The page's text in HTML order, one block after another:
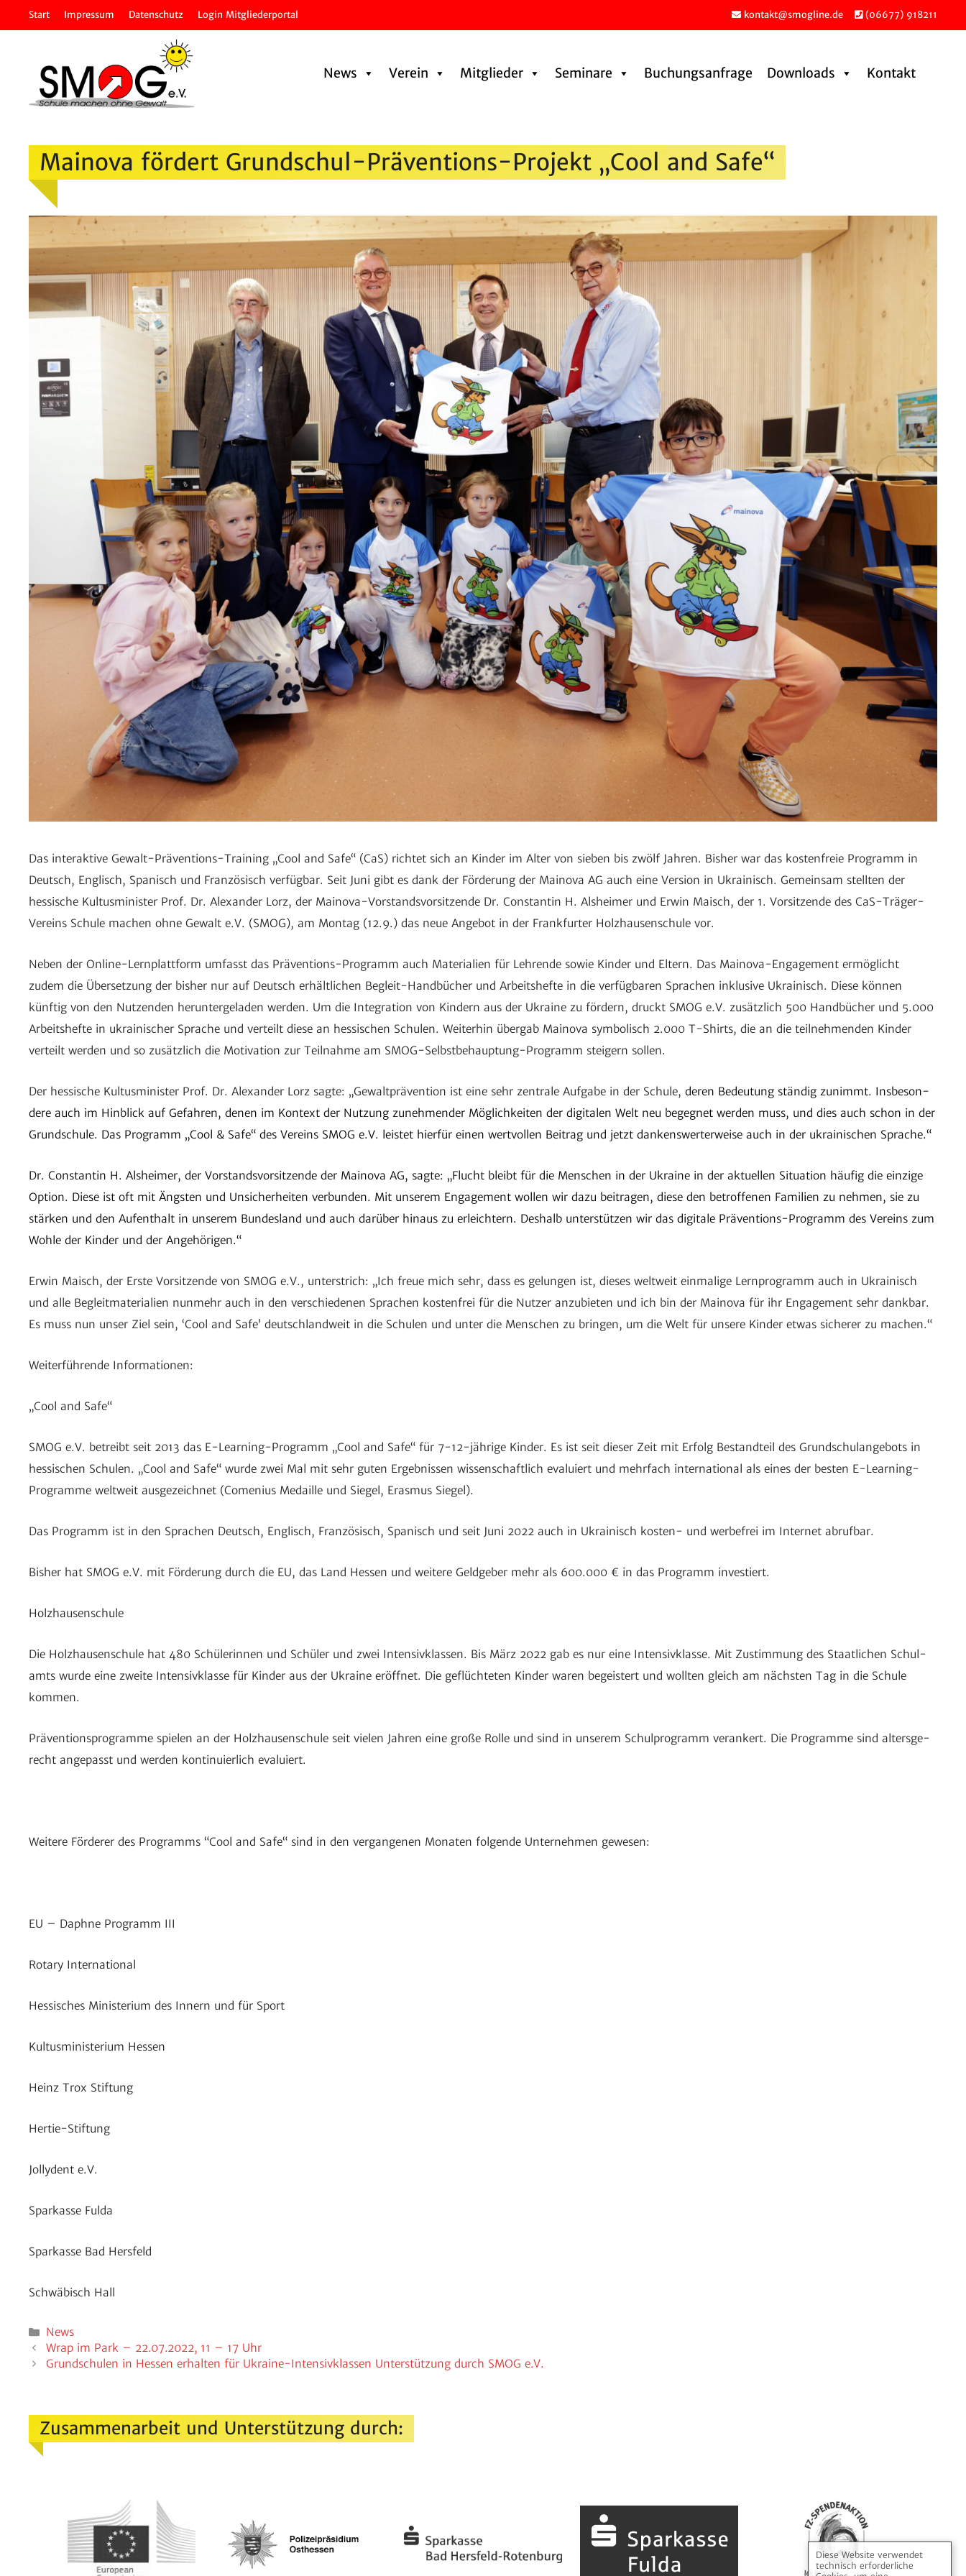
Inhalt
kontakt@smogline.de (06677) 918211
Start Impressum Daten­schutz Login Mitglie­der­portal
News Verein Mitglieder Seminare Buchungs­an­frage Downloads Kontakt
Mainova fördert Grund­schul-Präven­tions-Projekt „Cool and Safe“
Das inter­ak­tive Gewalt-Präven­tions-Trai­ning „Cool and Safe“ (CaS) richtet sich an Kinder im Alter von sieben bis zwölf Jahren. Bisher war das kosten­freie Programm in
Deutsch, Englisch, Spanisch und Fran­zö­sisch verfügbar. Seit Juni gibt es dank der Förde­rung der Mainova AG auch eine Version in Ukrai­nisch. Gemeinsam stellten der
hessi­sche Kultus­mi­nister Prof. Dr. Alex­ander Lorz, der Mainova-Vorstands­vor­sit­zende Dr. Constantin H. Alsheimer und Erwin Maisch, der 1. Vorsit­zende des CaS-Träger-
Vereins Schule machen ohne Gewalt e.V. (SMOG), am Montag (12.9.) das neue Angebot in der Frank­furter Holz­hau­sen­schule vor.
Neben der Online-Lern­platt­form umfasst das Präven­tions-Programm auch Mate­ria­lien für Lehrende sowie Kinder und Eltern. Das Mainova-Enga­ge­ment ermög­licht
zudem die Über­set­zung der bisher nur auf Deutsch erhält­li­chen Begleit-Hand­bü­cher und Arbeits­hefte in die verfüg­baren Spra­chen inklu­sive Ukrai­nisch. Diese können
künftig von den Nutzenden herun­ter­ge­laden werden. Um die Inte­gra­tion von Kindern aus der Ukraine zu fördern, druckt SMOG e.V. zusätz­lich 500 Hand­bü­cher und 5.000
Arbeits­hefte in ukrai­ni­scher Sprache und verteilt diese an hessi­schen Schulen. Weiterhin übergab Mainova symbo­lisch 2.000 T-Shirts, die an die teil­neh­menden Kinder
verteilt werden und so zusätz­lich die Moti­va­tion zur Teil­nahme am SMOG-Selbst­be­haup­tung-Programm stei­gern sollen.
Der hessi­sche Kultus­mi­nister Prof. Dr. Alex­ander Lorz sagte: „Gewalt­prä­ven­tion ist eine sehr zentrale Aufgabe in der Schule, deren Bedeu­tung ständig zunimmt. Insbe­son­
dere auch im Hinblick auf Gefahren, denen im Kontext der Nutzung zuneh­mender Möglich­keiten der digi­talen Welt neu begegnet werden muss, und dies auch schon in der
Grund­schule. Das Programm „Cool & Safe“ des Vereins SMOG e.V. leistet hierfür einen wert­vollen Beitrag und jetzt dankens­wer­ter­weise auch in der ukrai­ni­schen Sprache.“
Dr. Constantin H. Alsheimer, der Vorstands­vor­sit­zende der Mainova AG, sagte: „Flucht bleibt für die Menschen in der Ukraine in der aktu­ellen Situa­tion häufig die einzige
Option. Diese ist oft mit Ängsten und Unsi­cher­heiten verbunden. Mit unserem Enga­ge­ment wollen wir dazu beitragen, diese den betrof­fenen Fami­lien zu nehmen, sie zu
stärken und den Aufent­halt in unserem Bundes­land und auch darüber hinaus zu erleich­tern. Deshalb unter­stützen wir das digi­tale Präven­tions-Programm des Vereins zum
Wohle der Kinder und der Angehörigen.“
Erwin Maisch, der Erste Vorsit­zende von SMOG e.V., unter­strich: „Ich freue mich sehr, dass es gelungen ist, dieses welt­weit einma­lige Lern­pro­gramm auch in Ukrai­nisch
und alle Begleit­ma­te­ria­lien nunmehr auch in den verschie­denen Spra­chen kosten­frei für die Nutzer anzu­bieten und ich bin der Mainova für ihr Enga­ge­ment sehr dankbar.
Es muss nun unser Ziel sein, ‘Cool and Safe’ deutsch­land­weit in die Schulen und unter die Menschen zu bringen, um die Welt für unsere Kinder etwas sicherer zu machen.“
Weiter­füh­rende Informationen:
„Cool and Safe“
SMOG e.V. betreibt seit 2013 das E-Lear­ning-Programm „Cool and Safe“ für 7-12-jährige Kinder. Es ist seit dieser Zeit mit Erfolg Bestand­teil des Grund­schul­an­ge­bots in
hessi­schen Schulen. „Cool and Safe“ wurde zwei Mal mit sehr guten Ergeb­nissen wissen­schaft­lich evalu­iert und mehr­fach inter­na­tional als eines der besten E-Lear­ning-
Programme welt­weit ausge­zeichnet (Come­nius Medaille und Siegel, Erasmus Siegel).
Das Programm ist in den Spra­chen Deutsch, Englisch, Fran­zö­sisch, Spanisch und seit Juni 2022 auch in Ukrai­nisch kosten- und werbe­frei im Internet abrufbar.
Bisher hat SMOG e.V. mit Förde­rung durch die EU, das Land Hessen und weitere Geld­geber mehr als 600.000 € in das Programm investiert.
Holz­hau­sen­schule
Die Holz­hau­sen­schule hat 480 Schü­le­rinnen und Schüler und zwei Inten­siv­klassen. Bis März 2022 gab es nur eine Inten­siv­klasse. Mit Zustim­mung des Staat­li­chen Schul­
amts wurde eine zweite Inten­siv­klasse für Kinder aus der Ukraine eröffnet. Die geflüch­teten Kinder waren begeis­tert und wollten gleich am nächsten Tag in die Schule
kommen.
Präven­ti­ons­pro­gramme spielen an der Holz­hau­sen­schule seit vielen Jahren eine große Rolle und sind in unserem Schul­pro­gramm veran­kert. Die Programme sind alters­ge­
recht ange­passt und werden konti­nu­ier­lich evaluiert.
Weitere Förderer des Programms “Cool and Safe“ sind in den vergan­genen Monaten folgende Unter­nehmen gewesen:
EU – Daphne Programm III
Rotary Inter­na­tional
Hessi­sches Minis­te­rium des Innern und für Sport
Kultus­mi­nis­te­rium Hessen
Heinz Trox Stiftung
Hertie-Stif­tung
Jolly­dent e.V.
Spar­kasse Fulda
Spar­kasse Bad Hersfeld
Schwä­bisch Hall
Kategorien
News
Wrap im Park – 22.07.2022, 11 – 17 Uhr
Grund­schulen in Hessen erhalten für Ukraine-Inten­siv­klassen Unter­stüt­zung durch SMOG e.V.
Zusammenarbeit und Unterstützung durch:
Diese Website verwendet
technisch erforderliche